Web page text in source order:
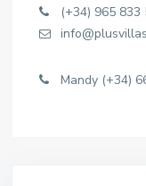
(+34) 965 833
Mandy (+34)